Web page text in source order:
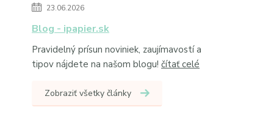
23.06.2026
Blog - ipapier.sk
Pravidelný prísun noviniek, zaujímavostí a
tipov nájdete na našom blogu! čítať celé
Zobraziť všetky články